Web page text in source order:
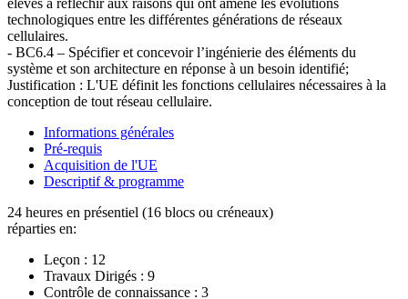
technologiques entre les différentes générations de réseaux
cellulaires.
- BC6.4 – Spécifier et concevoir l’ingénierie des éléments du
système et son architecture en réponse à un besoin identifié;
Justification : L'UE définit les fonctions cellulaires nécessaires à la
conception de tout réseau cellulaire.
Informations générales
Pré-requis
Acquisition de l'UE
Descriptif & programme
24 heures en présentiel (16 blocs ou créneaux)
réparties en:
Leçon : 12
Travaux Dirigés : 9
Contrôle de connaissance : 3